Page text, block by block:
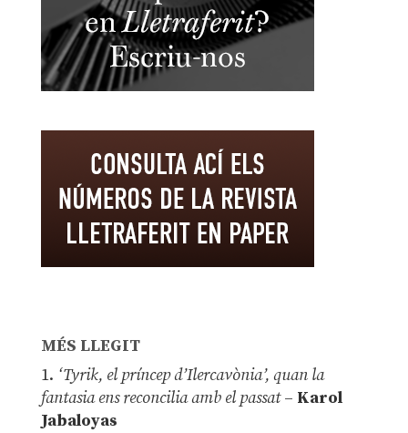
MÉS LLEGIT
1. ‘Tyrik, el príncep d’Ilercavònia’, quan la
fantasia ens reconcilia amb el passat– Karol
Jabaloyas